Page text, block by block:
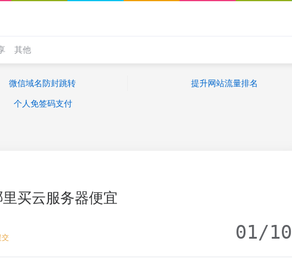
其他
微信域名防封跳转 提升网站流量排名
个人免签码支付
买云服务器便宜
交 01/10